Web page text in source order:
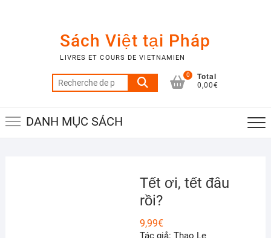
Sách Việt tại Pháp
LIVRES ET COURS DE VIETNAMIEN
Recherche
pour :
0 Total
0,00€
DANH MỤC SÁCH
Tết ơi, tết đâu
rồi?
9,99€
Tác giả: Thao Le